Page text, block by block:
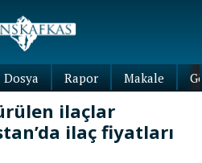
Dosya Rapor Makale
ilaçlar
ilaç fiyatları